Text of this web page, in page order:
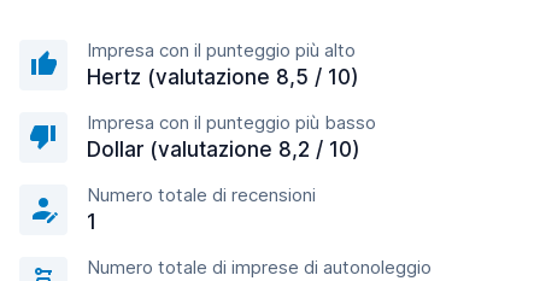
Impresa con il punteggio più alto
Hertz (valutazione 8,5 / 10)
Impresa con il punteggio più basso
Dollar (valutazione 8,2 / 10)
Numero totale di recensioni
1
Numero totale di imprese di autonoleggio